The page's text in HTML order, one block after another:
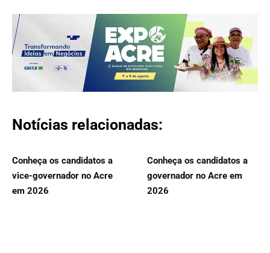
Notícias relacionadas:
Conheça os candidatos a
vice-governador no Acre
em 2026
Conheça os candidatos a
governador no Acre em
2026